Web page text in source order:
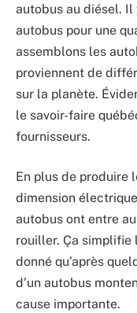
autobus au diésel. Il
autobus pour une
assemblons les
proviennent de
sur la planète.
le savoir-faire
fournisseurs.
En plus de produire
dimension
autobus ont entre
rouiller. Ça simplifie
donné qu’après
d’un autobus
cause importante.